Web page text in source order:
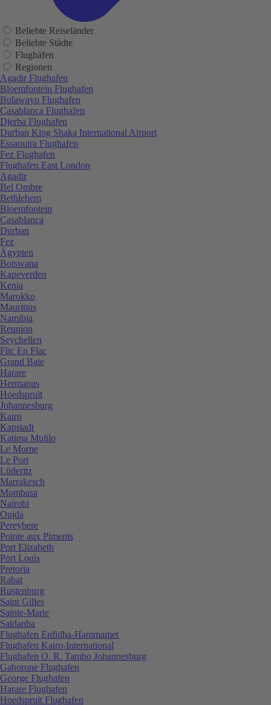
Beliebte Reiseländer
Beliebte Städte
Flughäfen
Regionen
Agadir Flughafen
Bloemfontein Flughafen
Bulawayo Flughafen
Casablanca Flughafen
Djerba Flughafen
Durban King Shaka International Airport
Essaouira Flughafen
Fez Flughafen
Flughafen East London
Agadir
Bel Ombre
Bethlehem
Bloemfontein
Casablanca
Durban
Fez
Ägypten
Botswana
Kapeverden
Kenia
Marokko
Mauritius
Namibia
Reunion
Seychellen
Flic En Flac
Grand Baie
Harare
Hermanus
Hoedspruit
Johannesburg
Kairo
Kapstadt
Katima Mulilo
Le Morne
Le Port
Lüderitz
Marrakesch
Mombasa
Nairobi
Oujda
Pereybere
Pointe aux Piments
Port Elizabeth
Port Louis
Pretoria
Rabat
Rustenburg
Saint Gilles
Sainte-Marie
Saldanha
Flughafen Enfidha-Hammamet
Flughafen Kairo-International
Flughafen O. R. Tambo Johannesburg
Gaborone Flughafen
George Flughafen
Harare Flughafen
Hoedspruit Flughafen